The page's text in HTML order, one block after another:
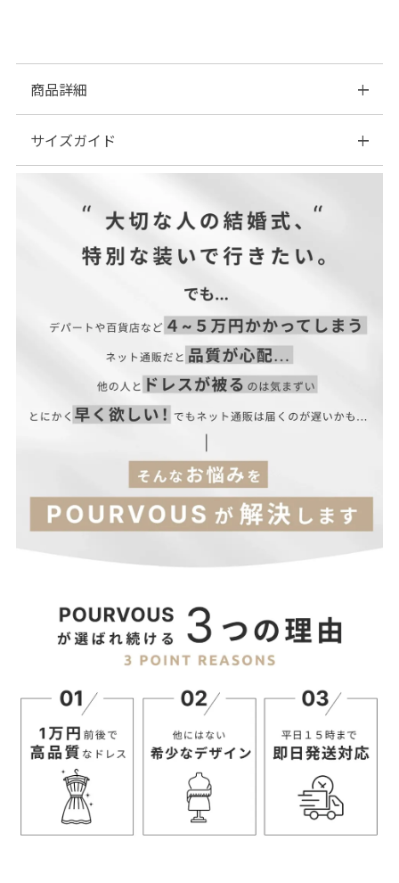
商品詳細
■素材：樹脂・鉄
サイズガイド
サイズ(cm) 全長
モチーフ
10.5 3
【当店のサイズガイドはこちら→】